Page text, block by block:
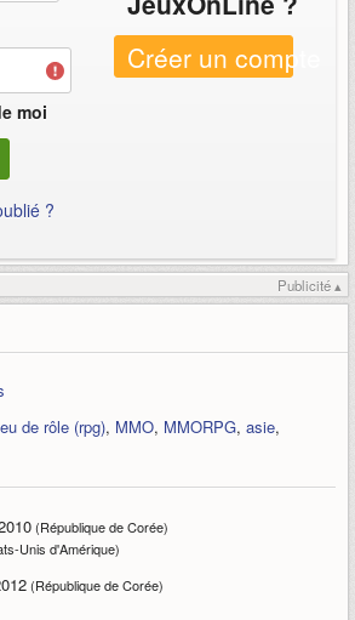
moi
?
Créer un compte
Publicité ▴
de rôle (rpg), MMO, MMORPG, asie,
(République de Corée)
Unis d'Amérique)
(République de Corée)